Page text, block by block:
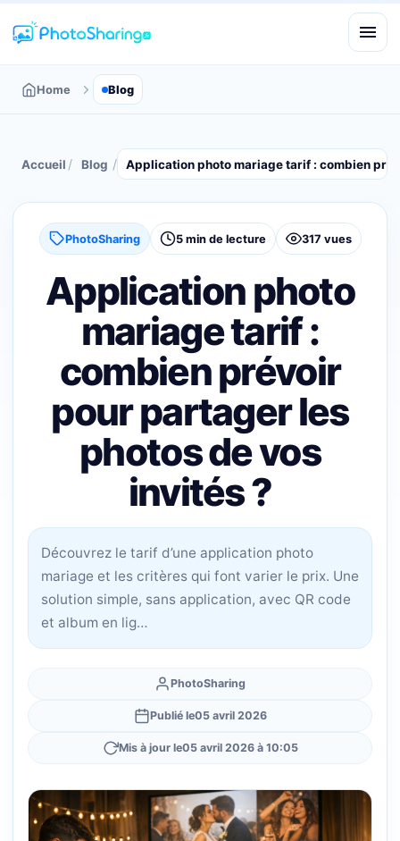
Home Blog
Accueil / Blog / Application photo mariage tarif : combien
PhotoSharing 5 min de lecture 317 vues
Application photo
mariage tarif :
combien prévoir
pour partager les
photos de vos
invités ?
Découvrez le tarif d’une application photo
mariage et les critères qui font varier le prix. Une
solution simple, sans application, avec QR code
et album en lig…
PhotoSharing
Publié le05 avril 2026
Mis à jour le05 avril 2026 à 10:05